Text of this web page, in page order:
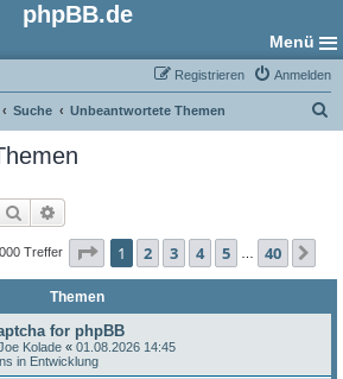
phpBB.de
Menü
Anmelden
Registrieren
Suche Unbeantwortete Themen
Suche
Treffer Seite 1von 40
1 2 3 4 5 40
Themen
for phpBB
Kolade « 01.08.2026 14:45
in Entwicklung